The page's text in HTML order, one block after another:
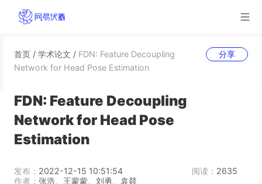
首页 / 学术论文 / FDN: Feature Decoupling
Network for Head Pose Estimation
分享
FDN: Feature Decoupling
Network for Head Pose
Estimation
发布： 2022-12-15 10:51:54 阅读： 2635
作者： 张浩、王蒙蒙、刘勇、袁燚